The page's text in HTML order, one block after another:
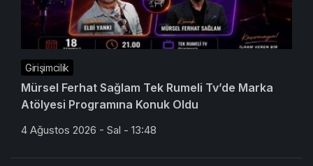
Girişimcilik
Mürsel Ferhat Sağlam Tek Rumeli Tv’de Marka
Atölyesi Programına Konuk Oldu
4 Ağustos 2026 - Sal - 13:48